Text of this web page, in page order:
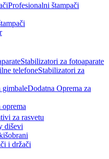
Profesionalni štampači
Stabilizatori za fotoaparate
Stabilizatori za
Dodatna Oprema za
oprema
za rasvetu
diševi
i držači